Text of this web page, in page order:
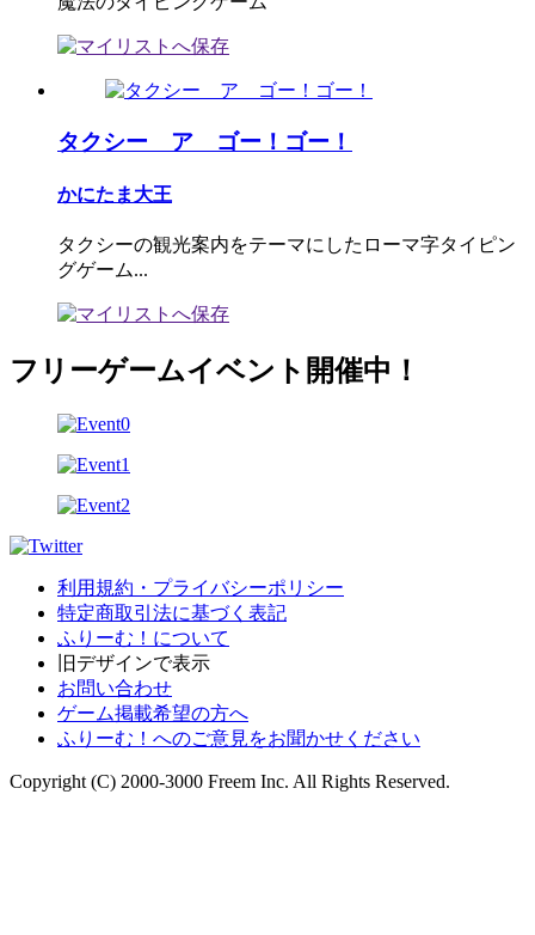
タクシー ア ゴー！ゴー！
かにたま大王
タクシーの観光案内をテーマにしたローマ字タイピン
グゲーム...
フリーゲームイベント開催中！
利用規約・プライバシーポリシー
特定商取引法に基づく表記
ふりーむ！について
旧デザインで表示
お問い合わせ
ゲーム掲載希望の方へ
ふりーむ！へのご意見をお聞かせください
Copyright (C) 2000-3000 Freem Inc. All Rights Reserved.